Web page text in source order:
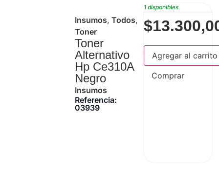
Insumos, Todos,
Toner
Toner
Alternativo
Hp Ce310A
Negro
Insumos
Referencia:
03939
1 disponibles
$
Agregar al carrito
Comprar